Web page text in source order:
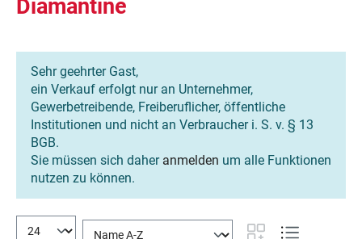
Diamantine
Sehr geehrter Gast,
ein Verkauf erfolgt nur an Unternehmer,
Gewerbetreibende, Freiberuflicher, öffentliche
Institutionen und nicht an Verbraucher i. S. v. § 13
BGB.
Sie müssen sich daher anmelden um alle Funktionen
nutzen zu können.